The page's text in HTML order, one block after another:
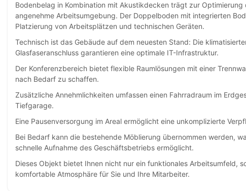
Bodenbelag in Kombination mit Akustikdecken trägt zur
angenehme Arbeitsumgebung. Der Doppelboden mit integrierten
Platzierung von Arbeitsplätzen und technischen Geräten.
Technisch ist das Gebäude auf dem neuesten Stand: Die
Glasfaseranschluss garantieren eine optimale IT-Infrastruktur.
Der Konferenzbereich bietet flexible Raumlösungen mit einer
nach Bedarf zu schaffen.
Zusätzliche Annehmlichkeiten umfassen einen Fahrradraum im
Tiefgarage.
Eine Pausenversorgung im Areal ermöglicht eine unkomplizierte
Bei Bedarf kann die bestehende Möblierung übernommen werden,
schnelle Aufnahme des Geschäftsbetriebs ermöglicht.
Dieses Objekt bietet Ihnen nicht nur ein funktionales Arbeitsumfeld,
komfortable Atmosphäre für Sie und Ihre Mitarbeiter.